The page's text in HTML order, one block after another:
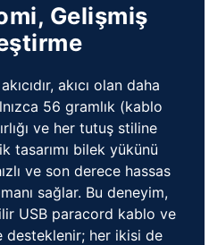
Gelişmiş
akıcı olan daha
56 gramlık (kablo
ve her tutuş stiline
tasarımı bilek yükünü
ve son derece hassas
sağlar. Bu deneyim,
USB paracord kablo ve
desteklenir; her ikisi de